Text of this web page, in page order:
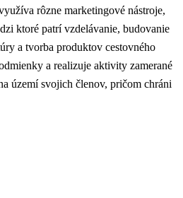
rôzne marketingové nástroje,
ktoré patrí vzdelávanie, budovanie
a tvorba produktov cestovného
a realizuje aktivity zamerané
území svojich členov, pričom chráni